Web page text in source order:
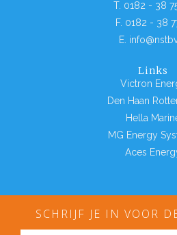
T. 0182 - 38
F. 0182 - 38
E.
Links
Victron
Den Haan
Hella
MG Energy
Aces
SCHRIJF JE IN VOOR